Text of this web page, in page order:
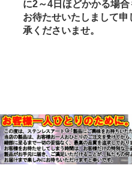
に2～4日ほどかかる場合
お待たせいたしまして
承くださいませ。